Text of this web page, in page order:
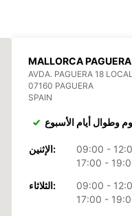
MALLORCA PAGUERA
AVDA. PAGUERA 18
07160 PAGUERA
SPAIN
وطوال أيام الأسبوع
الإثنين:
09:00 -
17:00 -
الثلاثاء:
09:00 -
17:00 -